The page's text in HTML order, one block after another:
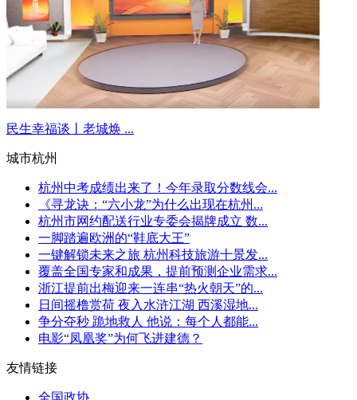
民生幸福谈丨老城焕 ...
城市杭州
杭州中考成绩出来了！今年录取分数线会...
《寻龙诀：“六小龙”为什么出现在杭州...
杭州市网约配送行业专委会揭牌成立 数...
一脚踏遍欧洲的“鞋底大王”
一键解锁未来之旅 杭州科技旅游十景发...
覆盖全国专家和成果，提前预测企业需求...
浙江提前出梅迎来一连串“热火朝天”的...
日间摇橹赏荷 夜入水浒江湖 西溪湿地...
争分夺秒 跪地救人 他说：每个人都能...
电影“凤凰奖”为何飞进建德？
友情链接
全国政协